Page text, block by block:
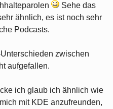
Sehe das
ähnlich, es ist noch sehr
Podcasts.
zwischen
aufgefallen.
ich glaub ich ähnlich wie
mit KDE anzufreunden,